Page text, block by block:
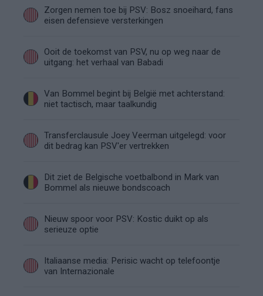
Zorgen nemen toe bij PSV: Bosz snoeihard, fans
eisen defensieve versterkingen
Ooit de toekomst van PSV, nu op weg naar de
uitgang: het verhaal van Babadi
Van Bommel begint bij België met achterstand:
niet tactisch, maar taalkundig
Transferclausule Joey Veerman uitgelegd: voor
dit bedrag kan PSV'er vertrekken
Dit ziet de Belgische voetbalbond in Mark van
Bommel als nieuwe bondscoach
Nieuw spoor voor PSV: Kostic duikt op als
serieuze optie
Italiaanse media: Perisic wacht op telefoontje
van Internazionale